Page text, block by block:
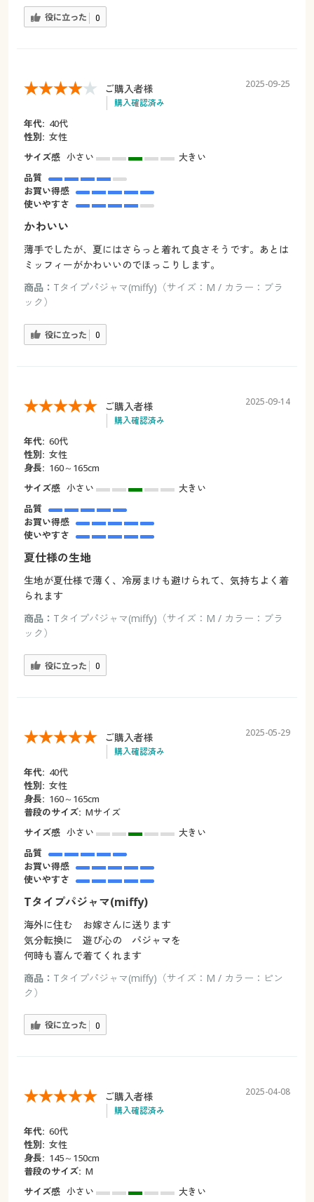
役に立った 0
ご購入者様
購入確認済み
2025-09-25
年代: 40代
性別: 女性
サイズ感 小さい
大きい
品質
お買い得感
使いやすさ
かわいい
薄手でしたが、夏にはさらっと着れて良さそうです。あとは
ミッフィーがかわいいのでほっこりします。
商品： Tタイプパジャマ(miffy)（サイズ：M / カラー：ブラ
ック）
役に立った 0
ご購入者様
購入確認済み
2025-09-14
年代: 60代
性別: 女性
身長: 160～165cm
サイズ感 小さい
大きい
品質
お買い得感
使いやすさ
夏仕様の生地
生地が夏仕様で薄く、冷房まけも避けられて、気持ちよく着
られます
商品： Tタイプパジャマ(miffy)（サイズ：M / カラー：ブラ
ック）
役に立った 0
ご購入者様
購入確認済み
2025-05-29
年代: 40代
性別: 女性
身長: 160～165cm
普段のサイズ: Мサイズ
サイズ感 小さい
大きい
品質
お買い得感
使いやすさ
Tタイプパジャマ(⁠miffy)
海外に住む お嫁さんに送ります
気分転換に 遊び心の パジャマを
何時も喜んで着てくれます
商品： Tタイプパジャマ(miffy)（サイズ：M / カラー：ピン
ク）
役に立った 0
ご購入者様
購入確認済み
2025-04-08
年代: 60代
性別: 女性
身長: 145～150cm
普段のサイズ: M
サイズ感 小さい
大きい